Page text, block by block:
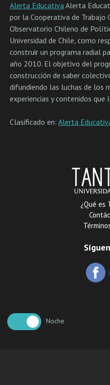
Alerta EducativaAlerta
por la Cooperativa de Trabajo
Observatorio Chileno de
Universidad de Chile, como
construir un programa radial
año 2010. El objetivo del
construcción de saber
difundiendo las luchas de los
experiencias y contenidos que
Clasificado en: Alerta
¿Qué es
Noche